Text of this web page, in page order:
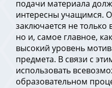
подачи материала
интересны учащимся.
заключается не только
но и, самое главное,
высокий уровень
предмета. В связи с
использовать
образовательном